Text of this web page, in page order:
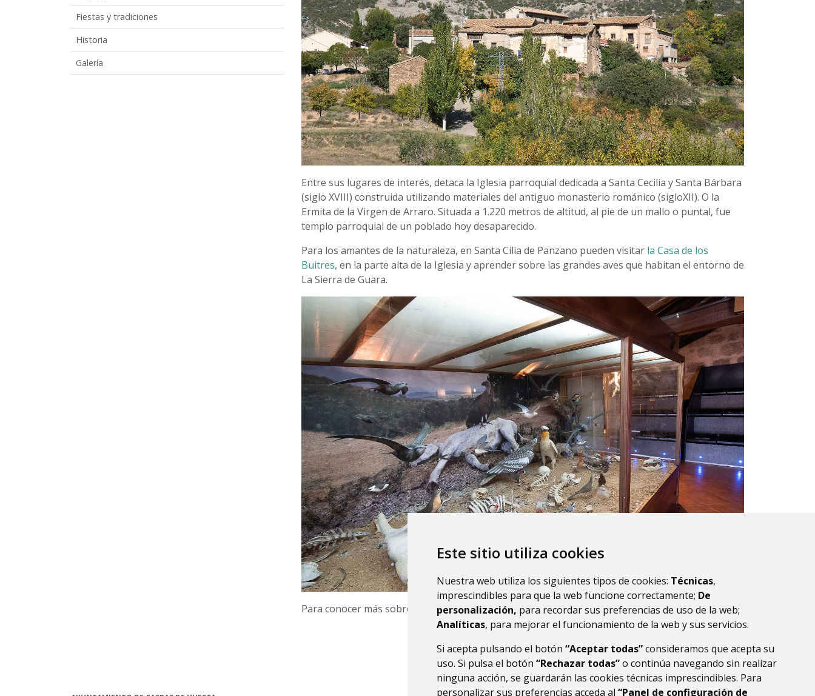
Este sitio utiliza cookies
Nuestra web utiliza los siguientes tipos de cookies: Técnicas,
imprescindibles para que la web funcione correctamente; De
personalización, para recordar sus preferencias de uso de la web;
Analíticas, para mejorar el funcionamiento de la web y sus servicios.
Si acepta pulsando el botón “Aceptar todas”consideramos que acepta su
uso. Si pulsa el botón “Rechazar todas”o continúa navegando sin realizar
ninguna acción, se guardarán las cookies técnicas imprescindibles. Para
personalizar sus preferencias acceda al “Panel de configuración de
Fiestas y tradiciones
Historia
Galería
Entre sus lugares de interés, detaca la Iglesia parroquial dedicada a Santa Cecilia y Santa Bárbara
(siglo XVIII) construida utilizando materiales del antiguo monasterio románico (sigloXII). O la
Ermita de la Virgen de Arraro. Situada a 1.220 metros de altitud, al pie de un mallo o puntal, fue
templo parroquial de un poblado hoy desaparecido.
Para los amantes de la naturaleza, en Santa Cilia de Panzano pueden visitar la Casa de los
Buitres, en la parte alta de la Iglesia y aprender sobre las grandes aves que habitan el entorno de
La Sierra de Guara.
Para conocer más sobre este municipio y su entorno, entra alPortal Guara Central.